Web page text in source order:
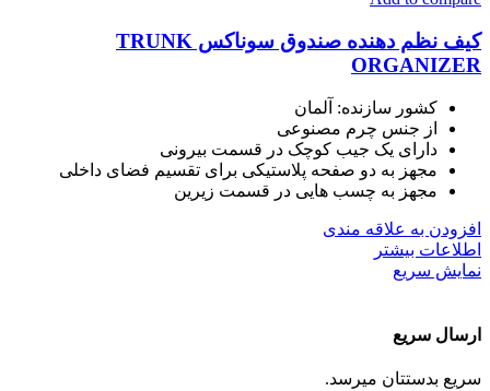
کیف نظم دهنده صندوق سوناکس TRUNK
ORGANIZER
کشور سازنده: آلمان
از جنس چرم مصنوعی
دارای یک جیب کوچک در قسمت بیرونی
مجهز به دو صفحه پلاستیکی برای تقسیم فضای داخلی
مجهز به چسب هایی در قسمت زیرین
افزودن به علاقه مندی
اطلاعات بیشتر
نمایش سریع
ارسال سریع
سریع بدستتان میرسد.